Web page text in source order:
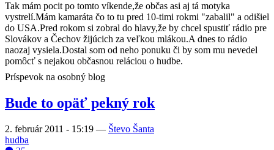
Tak mám pocit po tomto víkende,že občas asi aj tá motyka
vystrelí.Mám kamaráta čo to tu pred 10-timi rokmi "zabalil" a odišiel
do USA.Pred rokom si zobral do hlavy,že by chcel spustiť rádio pre
Slovákov a Čechov žijúcich za veľkou mlákou.A dnes to rádio
naozaj vysiela.Dostal som od neho ponuku či by som mu nevedel
pomôcť s nejakou občasnou reláciou o hudbe.
Príspevok na osobný blog
Bude to opäť pekný rok
2. február 2011 - 15:19 — Števo Šanta
hudba